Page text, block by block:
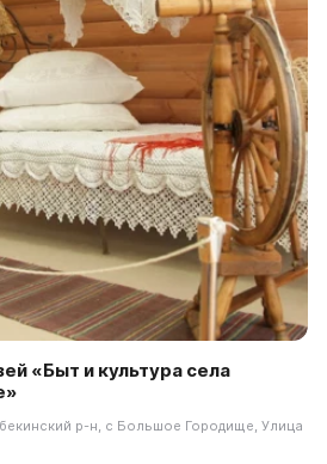
«Быт и культура села
р-н, с Большое Городище, Улица